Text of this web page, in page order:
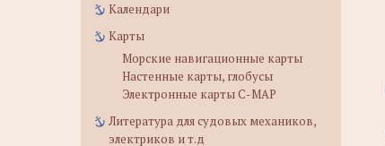
Календари
Карты
Морские навигационные карты
Настенные карты, глобусы
Электронные карты C-MAP
Литература для судовых механиков,
электриков и т.д